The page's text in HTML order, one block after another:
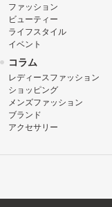
ファッション
ビューティー
ライフスタイル
イベント
コラム
レディースファッション
ショッピング
メンズファッション
ブランド
アクセサリー